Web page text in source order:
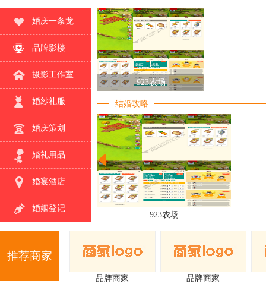
婚庆一条龙
品牌影楼
摄影工作室
婚纱礼服
婚庆策划
婚礼用品
婚宴酒店
婚姻登记
923农场
结婚攻略
923农场
推荐商家
品牌商家 品牌商家
╔════════════════════════════════════
═══ ...[详细]